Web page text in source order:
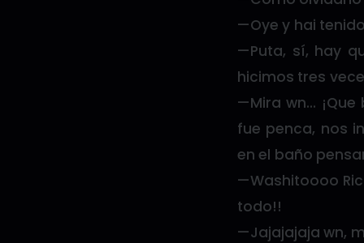
—Oye y hai
—Puta, sí, hay
hicimos tres
—Mira wn…
fue penca, nos
en el baño
—Washitoooo
todo!!
—Jajajajaja wn,